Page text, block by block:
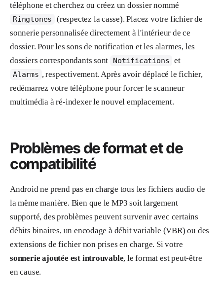
téléphone et cherchez ou créez un dossier nommé
Ringtones
(respectez la casse). Placez votre fichier de
sonnerie personnalisée directement à l'intérieur de ce
dossier. Pour les sons de notification et les alarmes, les
dossiers correspondants sont
Notifications et
Alarms , respectivement. Après avoir déplacé le fichier,
redémarrez votre téléphone pour forcer le scanneur
multimédia à ré-indexer le nouvel emplacement.
Problèmes de format et de
compatibilité
Android ne prend pas en charge tous les fichiers audio de
la même manière. Bien que le MP3 soit largement
supporté, des problèmes peuvent survenir avec certains
débits binaires, un encodage à débit variable (VBR) ou des
extensions de fichier non prises en charge. Si votre
sonnerie ajoutée est introuvable, le format est peut-être
en cause.